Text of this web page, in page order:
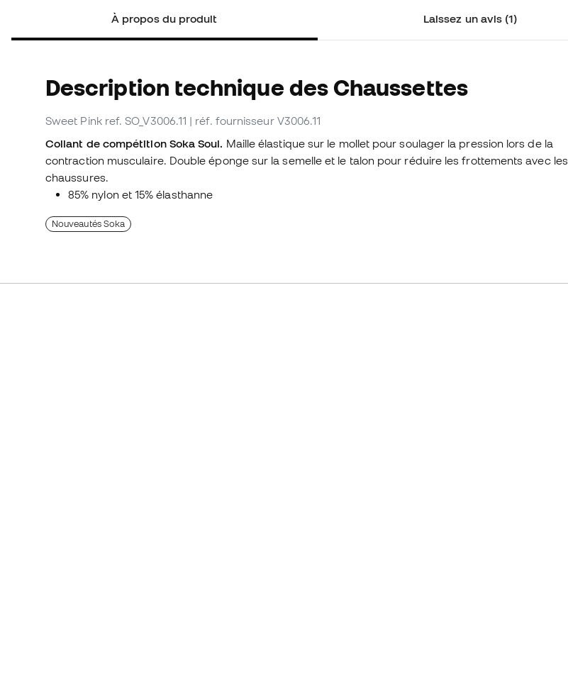
À propos du produit Laissez un avis (1)
Description technique des Chaussettes
Sweet Pink ref. SO_V3006.11 | réf. fournisseur V3006.11
Collant de compétition Soka Soul. Maille élastique sur le mollet pour soulager la pression lors de la
contraction musculaire. Double éponge sur la semelle et le talon pour réduire les frottements avec les
chaussures.
85% nylon et 15% élasthanne
Nouveautés Soka